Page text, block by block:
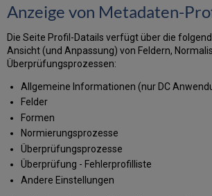
Normalisierung
Überprüfung
Verwalten
lokaler
UNIMARC-
Normdatensätze
mit
KORMARC-
Feldern,
Normalisierung
und
Überprüfung
Anzeige von Metadaten-
Die Seite Profil-Datails verfügt über die
Ansicht (und Anpassung) von Feldern,
Überprüfungsprozessen:
Allgemeine Informationen (nur DC
Felder
Formen
Normierungsprozesse
Überprüfungsprozesse
Überprüfung - Fehlerprofilliste
Andere Einstellungen